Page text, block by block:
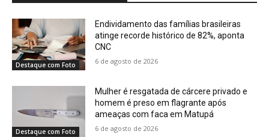
Destaque com Foto
Endividamento das famílias brasileiras
atinge recorde histórico de 82%, aponta
CNC
6 de agosto de 2026
Destaque com Foto
Mulher é resgatada de cárcere privado e
homem é preso em flagrante após
ameaças com faca em Matupá
6 de agosto de 2026